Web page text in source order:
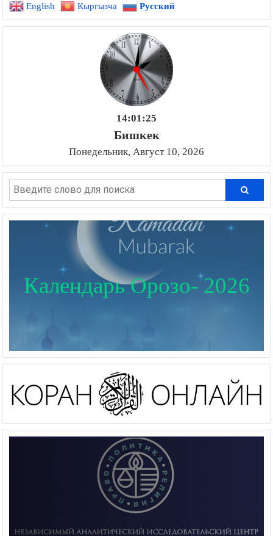
English Кыргызча Русский
14:01:26
Бишкек
Понедельник, Август 10, 2026
Календарь Орозо- 2026